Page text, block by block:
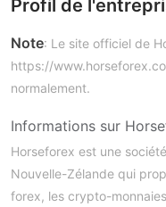
Profil de
Note: Le site officiel de
https://
normalement.
Informations sur
Horseforex est une
Nouvelle-Zélande qui
forex, les crypto-